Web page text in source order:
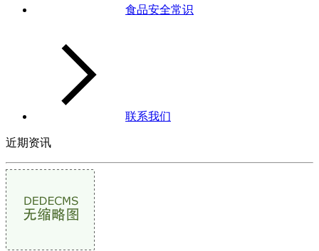
食品安全常识
联系我们
近期资讯